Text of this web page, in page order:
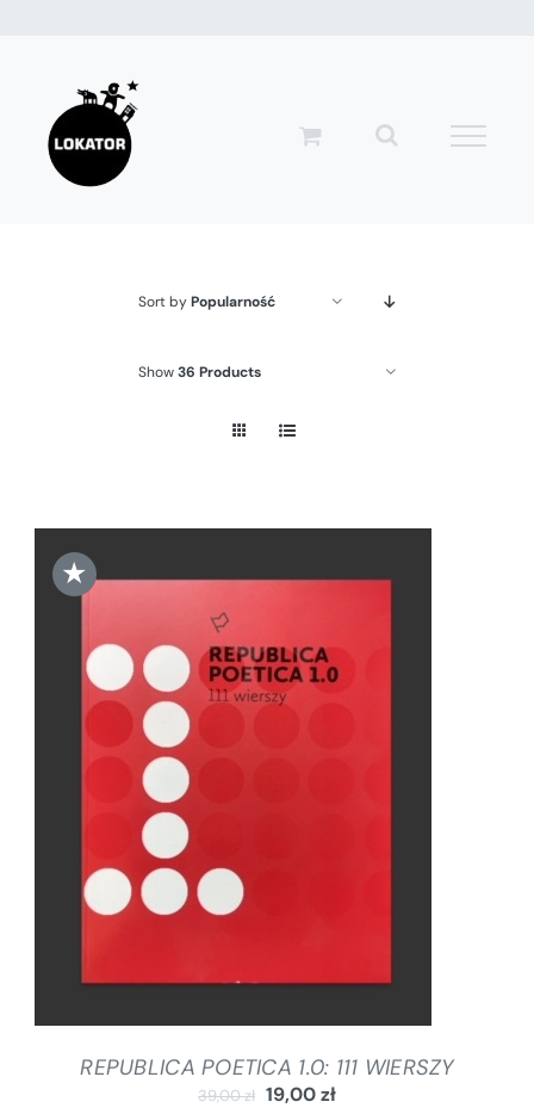
zawartości
Sort byPopularność
Show36 Products
★
DODAJ DO KOSZYKA
REPUBLICA POETICA 1.0: 111 WIERSZY
39,00zł 19,00zł